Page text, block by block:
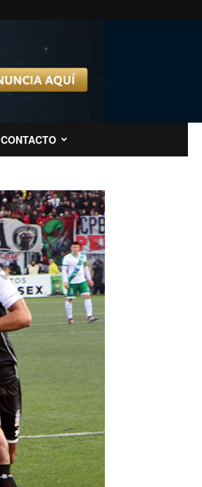
CONTACTO